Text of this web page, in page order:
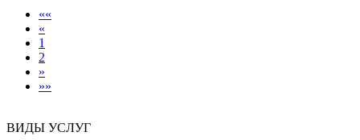
««
«
1
2
»
»»
ВИДЫ УСЛУГ